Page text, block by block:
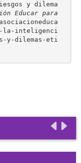
y dilema
Educar para
la-inteligenci
y-dilemas-eti